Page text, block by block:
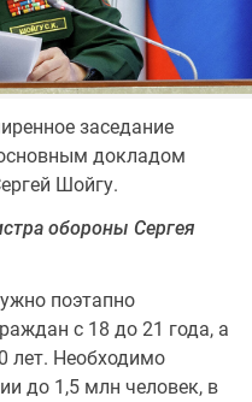
заседание
докладом
Шойгу.
обороны Сергея
поэтапно
с 18 до 21 года, а
лет. Необходимо
до 1,5 млн человек, в